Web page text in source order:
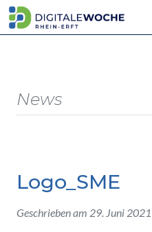
News
Logo_SME
Geschrieben am 29. Juni 2021